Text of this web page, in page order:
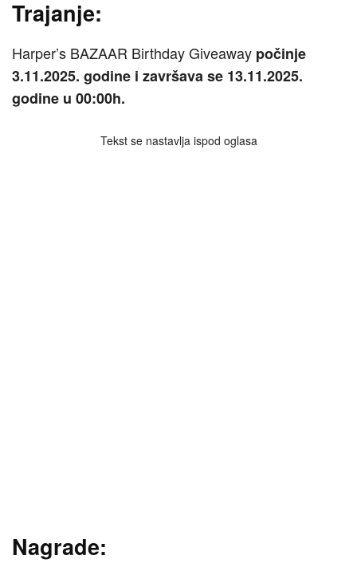
Trajanje:
Harper’s BAZAAR Birthday Giveaway počinje
3.11.2025. godine i završava se 13.11.2025.
godine u 00:00h.
Tekst se nastavlja ispod oglasa
Nagrade: